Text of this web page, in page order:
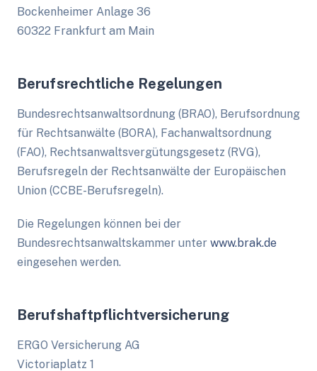
Bockenheimer Anlage 36
60322 Frankfurt am Main
Berufsrechtliche Regelungen
Bundesrechtsanwaltsordnung (BRAO), Berufsordnung
für Rechtsanwälte (BORA), Fachanwaltsordnung
(FAO), Rechtsanwaltsvergütungsgesetz (RVG),
Berufsregeln der Rechtsanwälte der Europäischen
Union (CCBE-Berufsregeln).
Die Regelungen können bei der
Bundesrechtsanwaltskammer unter www.brak.de
eingesehen werden.
Berufshaftpflichtversicherung
ERGO Versicherung AG
Victoriaplatz 1